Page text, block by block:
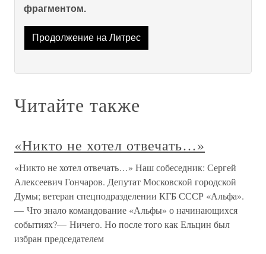
фрагментом.
Продолжение на Литрес
Читайте также
«Никто не хотел отвечать…»
«Никто не хотел отвечать…» Наш собеседник: Сергей
Алексеевич Гончаров. Депутат Московской городской
Думы; ветеран спецподразделении КГБ СССР «Альфа».
— Что знало командование «Альфы» о начинающихся
событиях?— Ничего. Но после того как Ельцин был
избран председателем